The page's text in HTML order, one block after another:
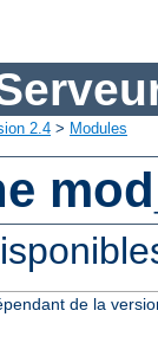
2.4 > Modules
de la